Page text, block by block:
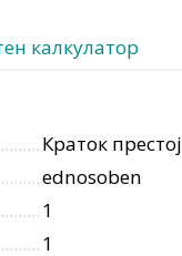
калкулатор
Краток престој
ednosoben
1
1